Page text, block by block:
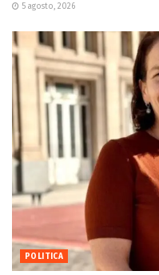
5 agosto, 2026
POLITICA